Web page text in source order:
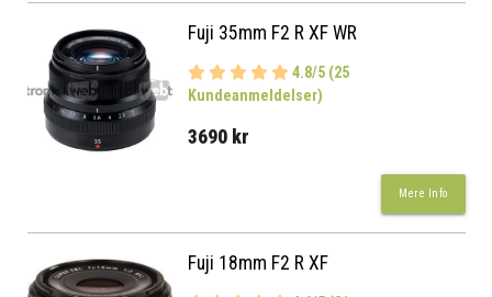
Fuji 35mm F2 R XF WR
4.8/5 (25
Kundeanmeldelser)
3690 kr
Mere Info
Fuji 18mm F2 R XF